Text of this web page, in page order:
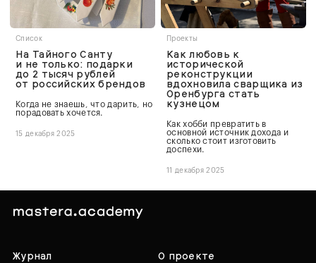
Список
На Тайного Санту
и не только: подарки
до 2 тысяч рублей
от российских брендов
Когда не знаешь, что дарить, но
порадовать хочется.
15 декабря 2025
Проекты
Как любовь к
исторической
реконструкции
вдохновила сварщика из
Оренбурга стать
кузнецом
Как хобби превратить в
основной источник дохода и
сколько стоит изготовить
доспехи.
11 декабря 2025
Журнал
О проекте